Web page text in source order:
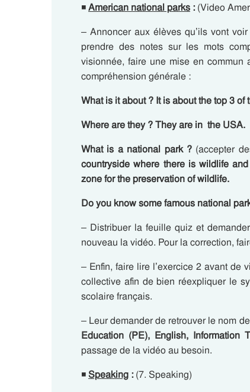
◾American national parks : (Video
– Annoncer aux élèves qu’ils vont
prendre des notes sur les mots
visionnée, faire une mise en
compréhension générale :
What is it about ? It is about the top 3 of
Where are they ?They are in the USA.
What is a national park ? (accepter
countryside where there is wildlife
zone for the preservation of wildlife.
Do you know some famous national
– Distribuer la feuille quiz et
nouveau la vidéo. Pour la correction,
– Enfin, faire lire l’exercice 2 avant de
collective afin de bien réexpliquer le
scolaire français.
– Leur demander de retrouver le nom
Education (PE), English, Information
passage de la vidéo au besoin.
◾Speaking : (7. Speaking)